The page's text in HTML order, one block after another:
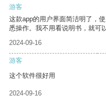
游客
这款app的用户界面简洁明了，
悉操作。我不用看说明书，就可
2024-09-16
游客
这个软件很好用
2024-09-16